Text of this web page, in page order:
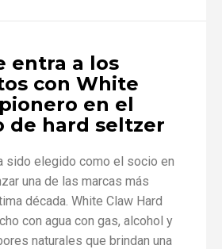
entra a los
con White
en el
de hard seltzer
sido elegido como el socio en
una de las marcas más
década. White Claw Hard
con agua con gas, alcohol y
naturales que brindan una